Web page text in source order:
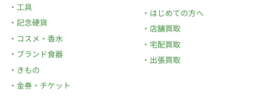
工具
記念硬貨
コスメ・香水
ブランド食器
きもの
金券・チケット
はじめての方へ
店舗買取
宅配買取
出張買取